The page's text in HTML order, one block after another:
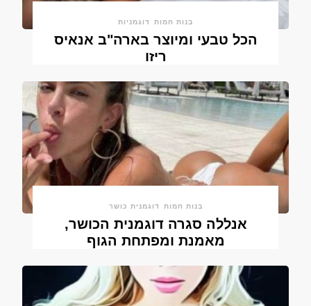
בנות חמות דוגמניות
הכל טבעי ומיוצר בארה"ב אנאיס
ריזו
בנות חמות דוגמנית כושר
אנללה סגרה דוגמנית הכושר,
מאמנת ומפתחת הגוף